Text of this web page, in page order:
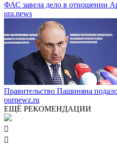
ФАС завела дело в отношении
ura.news
Правительство Пашиняна
ournewz.ru
ЕЩЁ РЕКОМЕНДАЦИИ

